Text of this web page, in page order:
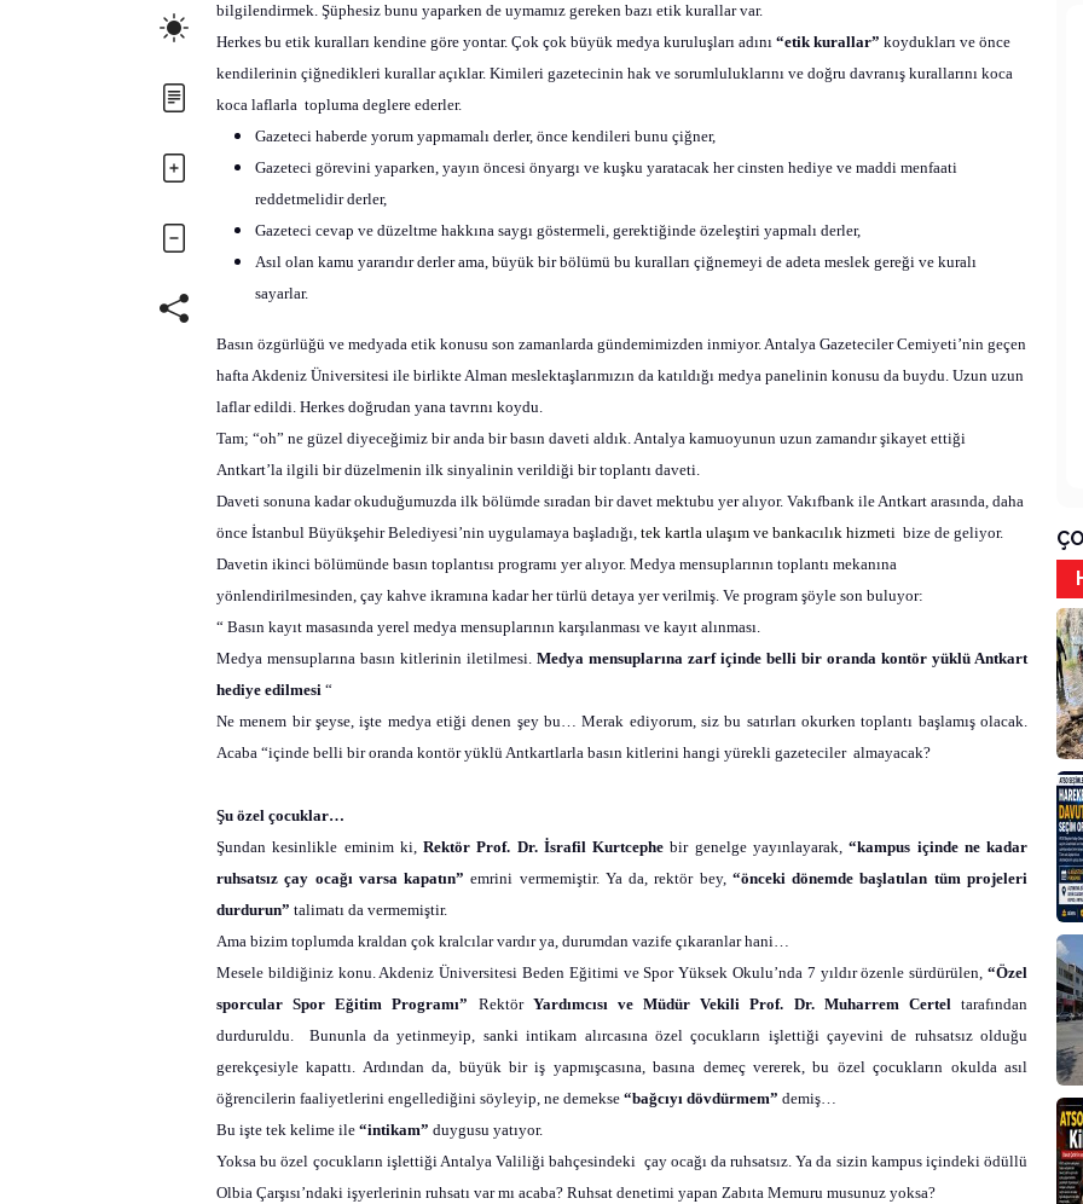
bilgilendirmek. Şüphesiz bunu yaparken de uymamız gereken bazı etik kurallar var.
Herkes bu etik kuralları kendine göre yontar. Çok çok büyük medya kuruluşları adını “etik kurallar” koydukları ve önce
kendilerinin çiğnedikleri kurallar açıklar. Kimileri gazetecinin hak ve sorumluluklarını ve doğru davranış kurallarını koca
koca laflarla topluma deglere ederler.
Gazeteci haberde yorum yapmamalı derler, önce kendileri bunu çiğner,
Gazeteci görevini yaparken, yayın öncesi önyargı ve kuşku yaratacak her cinsten hediye ve maddi menfaati
reddetmelidir derler,
Gazeteci cevap ve düzeltme hakkına saygı göstermeli, gerektiğinde özeleştiri yapmalı derler,
Asıl olan kamu yararıdır derler ama, büyük bir bölümü bu kuralları çiğnemeyi de adeta meslek gereği ve kuralı
sayarlar.
Basın özgürlüğü ve medyada etik konusu son zamanlarda gündemimizden inmiyor. Antalya Gazeteciler Cemiyeti’nin geçen
hafta Akdeniz Üniversitesi ile birlikte Alman meslektaşlarımızın da katıldığı medya panelinin konusu da buydu. Uzun uzun
laflar edildi. Herkes doğrudan yana tavrını koydu.
Tam; “oh” ne güzel diyeceğimiz bir anda bir basın daveti aldık. Antalya kamuoyunun uzun zamandır şikayet ettiği
Antkart’la ilgili bir düzelmenin ilk sinyalinin verildiği bir toplantı daveti.
Daveti sonuna kadar okuduğumuzda ilk bölümde sıradan bir davet mektubu yer alıyor. Vakıfbank ile Antkart arasında, daha
önce İstanbul Büyükşehir Belediyesi’nin uygulamaya başladığı, tek kartla ulaşım ve bankacılık hizmeti bize de geliyor.
Davetin ikinci bölümünde basın toplantısı programı yer alıyor. Medya mensuplarının toplantı mekanına
yönlendirilmesinden, çay kahve ikramına kadar her türlü detaya yer verilmiş. Ve program şöyle son buluyor:
“ Basın kayıt masasında yerel medya mensuplarının karşılanması ve kayıt alınması.
Medya mensuplarına basın kitlerinin iletilmesi. Medya mensuplarına zarf içinde belli bir oranda kontör yüklü Antkart
hediye edilmesi “
Ne menem bir şeyse, işte medya etiği denen şey bu… Merak ediyorum, siz bu satırları okurken toplantı başlamış olacak.
Acaba “içinde belli bir oranda kontör yüklü Antkartlarla basın kitlerini hangi yürekli gazeteciler almayacak?
Şu özel çocuklar…
Şundan kesinlikle eminim ki,Rektör Prof. Dr. İsrafil Kurtcephe bir genelge yayınlayarak,“kampus içinde ne kadar
ruhsatsız çay ocağı varsa kapatın” emrini vermemiştir. Ya da, rektör bey, “önceki dönemde başlatılan tüm projeleri
durdurun” talimatı da vermemiştir.
Ama bizim toplumda kraldan çok kralcılar vardır ya, durumdan vazife çıkaranlar hani…
Mesele bildiğiniz konu. Akdeniz Üniversitesi Beden Eğitimi ve Spor Yüksek Okulu’nda 7 yıldır özenle sürdürülen, “Özel
sporcular Spor Eğitim Programı” Rektör Yardımcısı ve Müdür Vekili Prof. Dr. Muharrem Certeltarafından
durduruldu.
Bununla da yetinmeyip, sanki intikam alırcasına özel çocukların işlettiği çayevini de ruhsatsız olduğu
gerekçesiyle kapattı. Ardından da, büyük bir iş yapmışcasına, basına demeç vererek, bu özel çocukların okulda asıl
öğrencilerin faaliyetlerini engellediğini söyleyip, ne demekse “bağcıyı dövdürmem” demiş…
Bu işte tek kelime ile “intikam” duygusu yatıyor.
Yoksa bu özel çocukların işlettiği Antalya Valiliği bahçesindeki çay ocağı da ruhsatsız. Ya da sizin kampus içindeki ödüllü
Olbia Çarşısı’ndaki işyerlerinin ruhsatı var mı acaba? Ruhsat denetimi yapan Zabıta Memuru musunuz yoksa?